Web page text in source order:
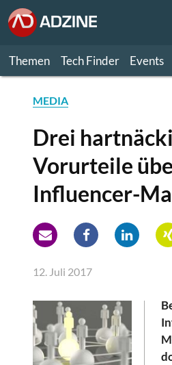
Themen Tech Finder Events
MEDIA
Drei
Vorurteile
Influencer-
12. Juli 2017